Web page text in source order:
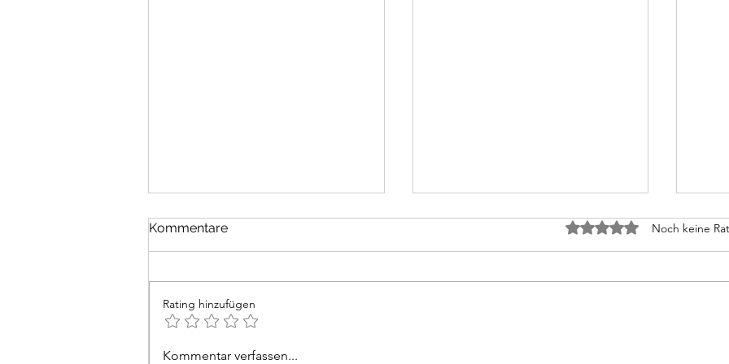
Religionen
Jede Religion muss von sich
haben ihre Häuser für Gebete
und Rituale. Ein „Haus der
Religionen“, wie es das
Tod
Kommentare Mit 0 von 5 Sternen
Noch keine
Rating hinzufügen
Kommentar verfassen...